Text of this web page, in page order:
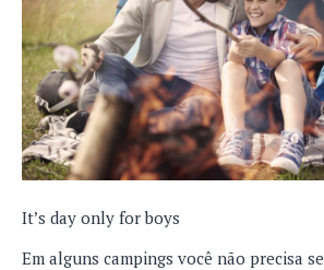
It’s day only for boys
Em alguns campings você não precisa se